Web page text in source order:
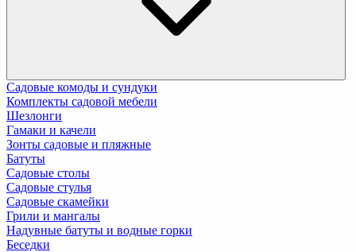
Садовые комоды и сундуки
Комплекты садовой мебели
Шезлонги
Гамаки и качели
Зонты садовые и пляжные
Батуты
Садовые столы
Садовые стулья
Садовые скамейки
Грили и мангалы
Надувные батуты и водные горки
Беседки